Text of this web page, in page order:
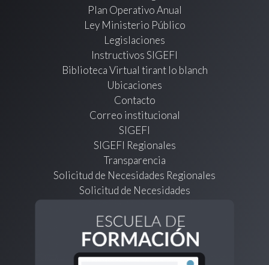
Plan Operativo Anual
Ley Ministerio Público
Legislaciones
Instructivos SIGEFI
Biblioteca Virtual tirant lo blanch
Ubicaciones
Contacto
Correo institucional
SIGEFI
SIGEFI Regionales
Transparencia
Solicitud de Necesidades Regionales
Solicitud de Necesidades